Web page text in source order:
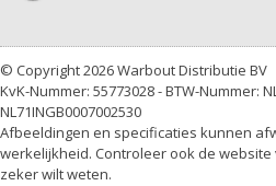
© Copyright 2026 Warbout Distributie BV
KvK-Nummer: 55773028 - BTW-Nummer:
NL71INGB0007002530
Afbeeldingen en specificaties kunnen
werkelijkheid. Controleer ook de
zeker wilt weten.